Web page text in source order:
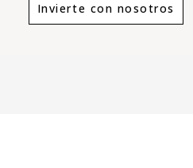
Invierte con nosotros